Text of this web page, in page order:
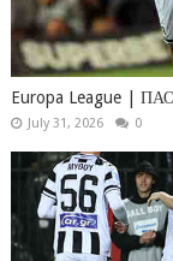
Europa League |
July 31, 2026 0